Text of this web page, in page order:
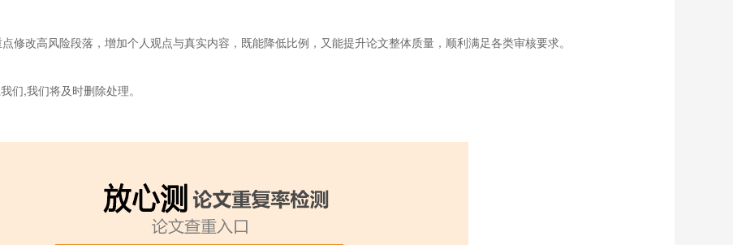
修改高风险段落，增加个人观点与真实内容，既能降低比例，又能提升论文整体质量，顺利满足各类审核要求。
们,我们将及时删除处理。